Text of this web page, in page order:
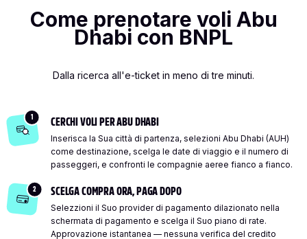
Come prenotare voli Abu
Dhabi con BNPL
Dalla ricerca all'e-ticket in meno di tre minuti.
1 CERCHI VOLI PER ABU DHABI
Inserisca la Sua città di partenza, selezioni Abu Dhabi (AUH)
come destinazione, scelga le date di viaggio e il numero di
passeggeri, e confronti le compagnie aeree fianco a fianco.
2 SCELGA COMPRA ORA, PAGA DOPO
Selezzioni il Suo provider di pagamento dilazionato nella
schermata di pagamento e scelga il Suo piano di rate.
Approvazione istantanea — nessuna verifica del credito